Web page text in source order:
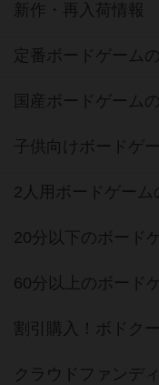
新作・再入荷情報
定番ボードゲーム
国産ボードゲーム
子供向けボードゲ
2人用ボードゲーム
20分以下のボード
60分以上のボード
割引購入！ボドク
クラウドファンデ